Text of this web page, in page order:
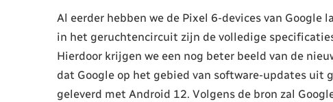
Al eerder hebben we de Pixel 6-devices van Google
in het geruchtencircuit zijn de volledige
Hierdoor krijgen we een nog beter beeld van de
dat Google op het gebied van software-updates uit
geleverd met Android 12. Volgens de bron zal